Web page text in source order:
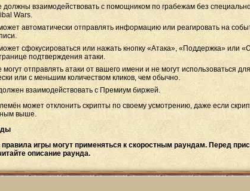
должны взаимодействовать с помощником по грабежам без
Wars.
автоматически отправлять информацию или реагировать на
сфокусироваться или нажать кнопку «Атака», «Поддержка» или
подтверждения атаки.
отправлять атаки от вашего имени и не могут использоваться
или с меньшим количеством кликов, чем обычно.
взаимодействовать с Премиум биржей.
может отклонить скрипты по своему усмотрению, даже если
выше.
игры могут применяться к скоростным раундам. Перед
описание раунда.